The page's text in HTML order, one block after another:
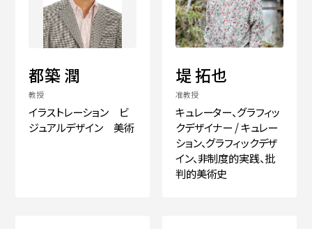
都築 潤
教授
イラストレーション ビ
ジュアルデザイン 美術
堤 拓也
准教授
キュレーター、グラフィッ
クデザイナー / キュレー
ション、グラフィックデザ
イン、非制度的実践、批
判的美術史